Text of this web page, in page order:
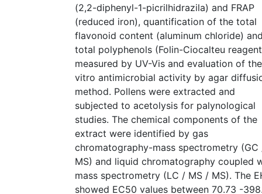
(2,2-diphenyl-1-picrilhidrazila) and FRAP
(reduced iron), quantification of the total
flavonoid content (aluminum chloride)
total polyphenols (Folin-Ciocalteu
measured by UV-Vis and evaluation of
vitro antimicrobial activity by agar
method. Pollens were extracted and
subjected to acetolysis for palynological
studies. The chemical components of the
extract were identified by gas
chromatography-mass spectrometry (GC
MS) and liquid chromatography coupled
mass spectrometry (LC / MS / MS). The
showed EC50 values between 70.73 -